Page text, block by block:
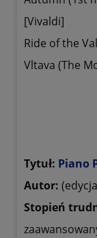
[Vivaldi]
Ride of the
Vltava (The
Tytuł: Piano
Autor:
Stopień